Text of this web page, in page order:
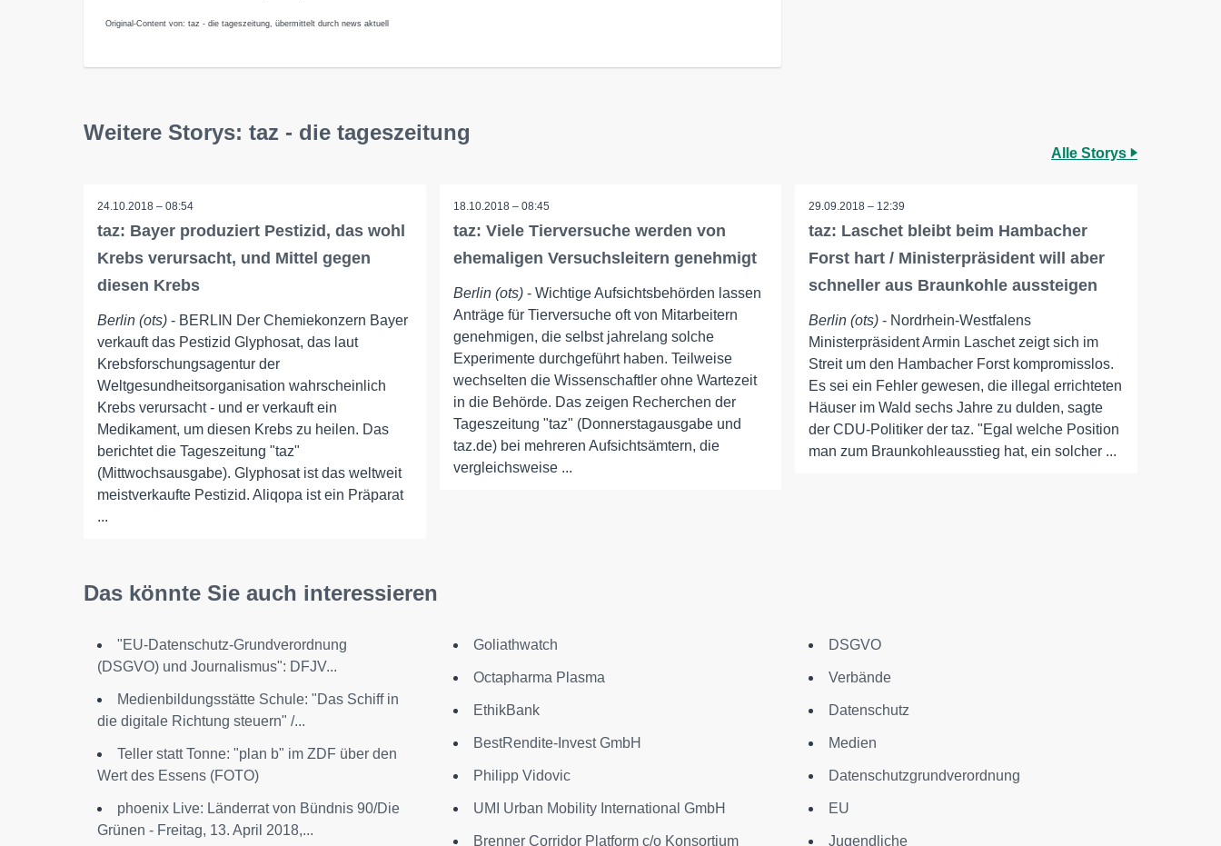
Original-Content von: taz - die tageszeitung, übermittelt durch news aktuell
Weitere Storys: taz - die tageszeitung
Alle Storys
24.10.2018 – 08:54
taz: Bayer produziert Pestizid, das wohl
Krebs verursacht, und Mittel gegen
diesen Krebs
Berlin (ots) - BERLIN Der Chemiekonzern Bayer
verkauft das Pestizid Glyphosat, das laut
Krebsforschungsagentur der
Weltgesundheitsorganisation wahrscheinlich
Krebs verursacht - und er verkauft ein
Medikament, um diesen Krebs zu heilen. Das
berichtet die Tageszeitung "taz"
(Mittwochsausgabe). Glyphosat ist das weltweit
meistverkaufte Pestizid. Aliqopa ist ein Präparat
...
18.10.2018 – 08:45
taz: Viele Tierversuche werden von
ehemaligen Versuchsleitern genehmigt
Berlin (ots)- Wichtige Aufsichtsbehörden lassen
Anträge für Tierversuche oft von Mitarbeitern
genehmigen, die selbst jahrelang solche
Experimente durchgeführt haben. Teilweise
wechselten die Wissenschaftler ohne Wartezeit
in die Behörde. Das zeigen Recherchen der
Tageszeitung "taz" (Donnerstagausgabe und
taz.de) bei mehreren Aufsichtsämtern, die
vergleichsweise ...
29.09.2018 – 12:39
taz: Laschet bleibt beim Hambacher
Forst hart / Ministerpräsident will aber
schneller aus Braunkohle aussteigen
Berlin (ots) - Nordrhein-Westfalens
Ministerpräsident Armin Laschet zeigt sich im
Streit um den Hambacher Forst kompromisslos.
Es sei ein Fehler gewesen, die illegal errichteten
Häuser im Wald sechs Jahre zu dulden, sagte
der CDU-Politiker der taz. "Egal welche Position
man zum Braunkohleausstieg hat, ein solcher ...
Das könnte Sie auch interessieren
"EU-Datenschutz-Grundverordnung
(DSGVO) und Journalismus": DFJV...
Medienbildungsstätte Schule: "Das Schiff in
die digitale Richtung steuern" /...
Teller statt Tonne: "plan b" im ZDF über den
Wert des Essens (FOTO)
phoenix Live: Länderrat von Bündnis 90/Die
Grünen - Freitag, 13. April 2018,...
Goliathwatch
Octapharma Plasma
EthikBank
BestRendite-Invest GmbH
Philipp Vidovic
UMI Urban Mobility International GmbH
Brenner Corridor Platform c/o Konsortium
DSGVO
Verbände
Datenschutz
Medien
Datenschutzgrundverordnung
EU
Jugendliche